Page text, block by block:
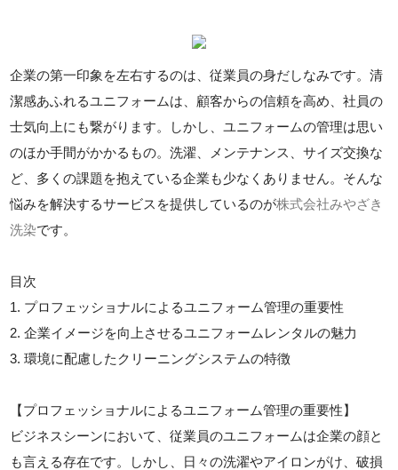
企業の第一印象を左右するのは、従業員の身だしなみです。清
潔感あふれるユニフォームは、顧客からの信頼を高め、社員の
士気向上にも繋がります。しかし、ユニフォームの管理は思い
のほか手間がかかるもの。洗濯、メンテナンス、サイズ交換な
ど、多くの課題を抱えている企業も少なくありません。そんな
悩みを解決するサービスを提供しているのが株式会社みやざき
洗染です。
目次
1. プロフェッショナルによるユニフォーム管理の重要性
2. 企業イメージを向上させるユニフォームレンタルの魅力
3. 環境に配慮したクリーニングシステムの特徴
【プロフェッショナルによるユニフォーム管理の重要性】
ビジネスシーンにおいて、従業員のユニフォームは企業の顔と
も言える存在です。しかし、日々の洗濯やアイロンがけ、破損